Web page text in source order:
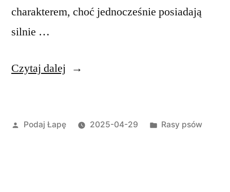
charakterem, choć jednocześnie posiadają
silnie …
Czytaj dalej „Chart
–
Opublikowane
Podaj Łapę 2025-04-29
Opublikowano
Rasy psów